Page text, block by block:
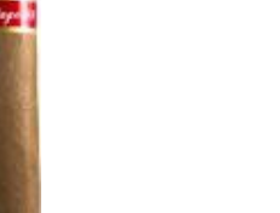
Premiový doutník typu LONG FILLER